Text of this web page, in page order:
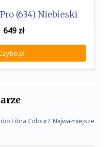
(634) Niebieski
649 zł
Libra Colour? Najważniejsze